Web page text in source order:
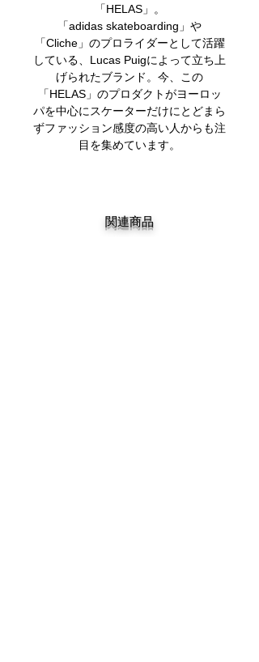
「HELAS」。
「adidas skateboarding」や
「Cliche」のプロライダーとして活躍
している、Lucas Puigによって立ち上
げられたブランド。今、この
「HELAS」のプロダクトがヨーロッ
パを中心にスケーターだけにとどまら
ずファッション感度の高い人からも注
目を集めています。
関連商品